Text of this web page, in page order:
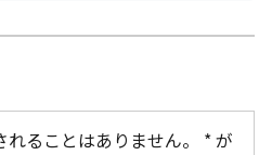
ることはありません。
*が